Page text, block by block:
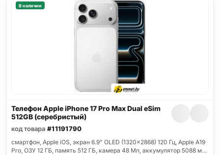
В наличии
Телефон Apple iPhone 17 Pro Max Dual eSim
512GB (серебристый)
код товара #11191790
смартфон, Apple iOS, экран 6.9" OLED (1320x2868) 120 Гц, Apple A19
Pro, ОЗУ 12 ГБ, память 512 ГБ, камера 48 Мп, аккумулятор 5088 м…